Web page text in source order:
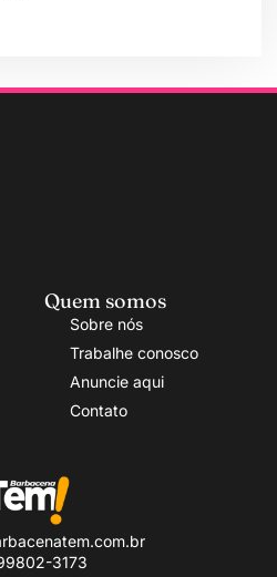
Quem somos
Sobre nós
Trabalhe conosco
Anuncie aqui
Contato
3173